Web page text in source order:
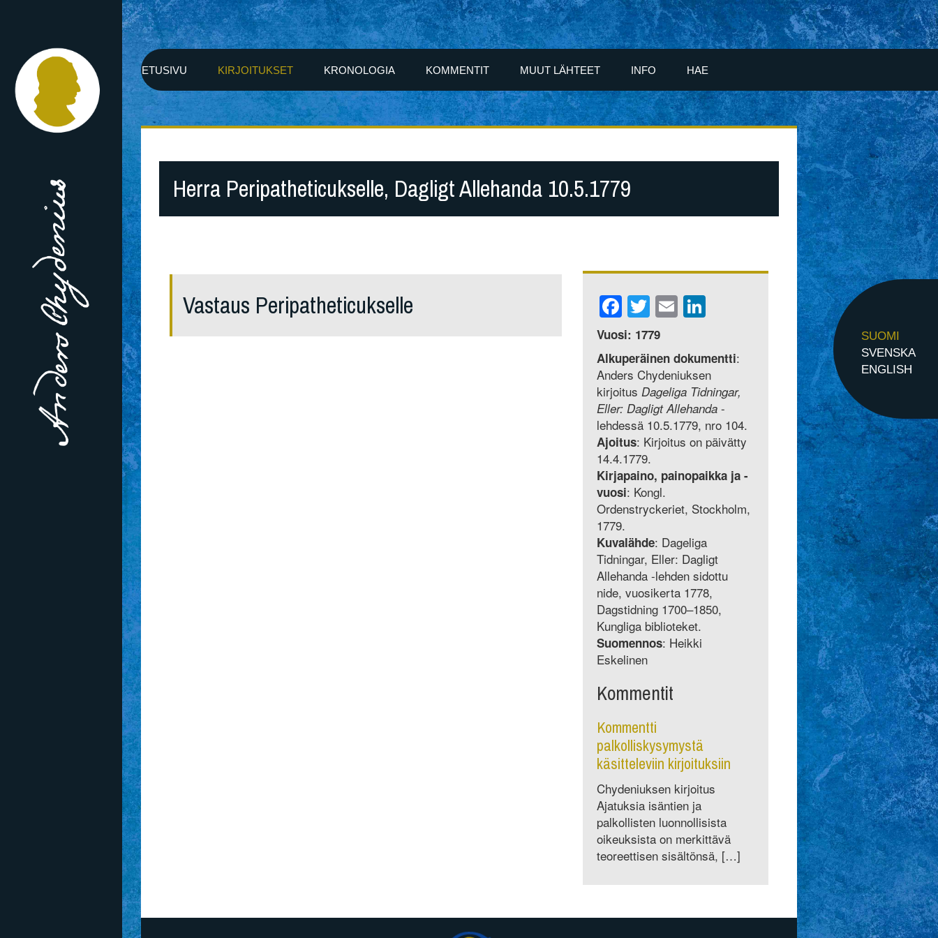
ETUSIVU KIRJOITUKSET KRONOLOGIA KOMMENTIT MUUT LÄHTEET INFO HAE
SUOMI
SVENSKA
ENGLISH
Herra Peripatheticukselle, Dagligt Allehanda 10.5.1779
Vastaus Peripatheticukselle Facebook
Twitter
EmailLinkedIn
Vuosi: 1779
Alkuperäinen dokumentti:
Anders Chydeniuksen
kirjoitus Dageliga Tidningar,
Eller: Dagligt Allehanda-
lehdessä 10.5.1779, nro 104.
Ajoitus: Kirjoitus on päivätty
14.4.1779.
Kirjapaino, painopaikka ja -
vuosi: Kongl.
Ordenstryckeriet, Stockholm,
1779.
Kuvalähde: Dageliga
Tidningar, Eller: Dagligt
Allehanda -lehden sidottu
nide, vuosikerta 1778,
Dagstidning 1700–1850,
Kungliga biblioteket.
Suomennos: Heikki
Eskelinen
Kommentit
Kommentti
palkolliskysymystä
käsitteleviin kirjoituksiin
Chydeniuksen kirjoitus
Ajatuksia isäntien ja
palkollisten luonnollisista
oikeuksista on merkittävä
teoreettisen sisältönsä, […]